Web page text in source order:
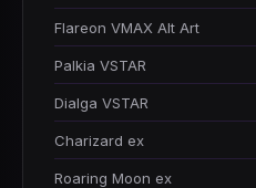
Flareon VMAX Alt Art
Palkia VSTAR
Dialga VSTAR
Charizard ex
Roaring Moon ex